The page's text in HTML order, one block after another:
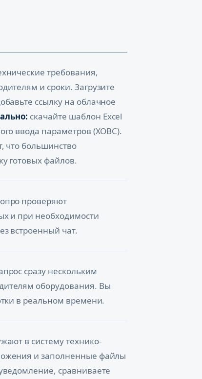
требования,
и сроки. Загрузите
ссылку на облачное
скачайте шаблон Excel
ввода параметров (ХОВС).
что большинство
готовых файлов.
проверяют
и при необходимости
встроенный чат.
сразу нескольким
оборудования. Вы
в реальном времени.
в систему технико-
и заполненные файлы
сравниваете